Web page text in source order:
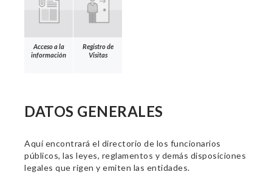
Acceso a la
información
Registro de
Visitas
DATOS GENERALES
Aquí encontrará el directorio de los funcionarios
públicos, las leyes, reglamentos y demás disposiciones
legales que rigen y emiten las entidades.